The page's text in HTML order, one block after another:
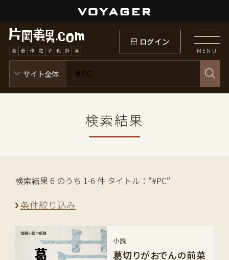
ログイン
MENU
検索結果
検索結果 6 のうち 1-6 件 タイトル：“#PC”
条件絞り込み
小説
葛切りがおでんの前菜